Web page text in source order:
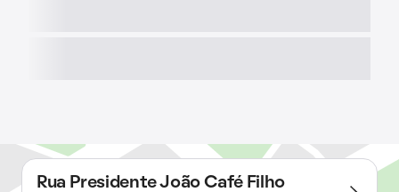
Rua Presidente João Café Filho